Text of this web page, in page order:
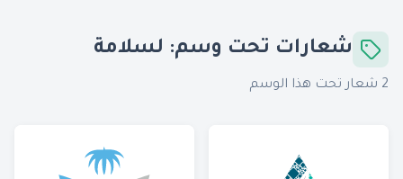
شعارات تحت وسم: لسلامة
2 شعار تحت هذا الوسم